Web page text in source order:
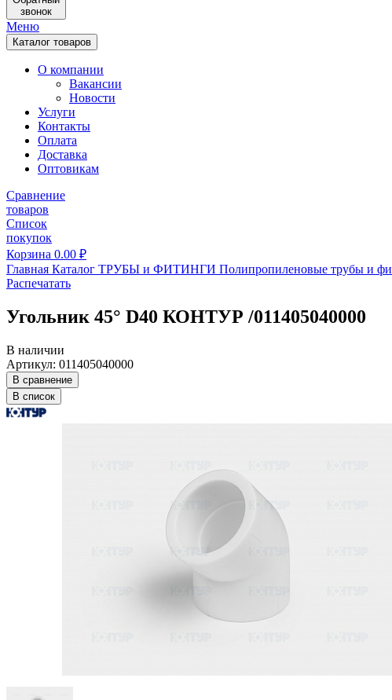
звонок
Меню
Каталог товаров
О компании
Вакансии
Новости
Услуги
Контакты
Оплата
Доставка
Оптовикам
Сравнение
товаров
Список
покупок
Корзина 0.00 ₽
Главная Каталог ТРУБЫ и ФИТИНГИ Полипропиленовые трубы и
Распечатать
Угольник 45° D40 КОНТУР /011405040000
В наличии
Артикул: 011405040000
В сравнение
В список